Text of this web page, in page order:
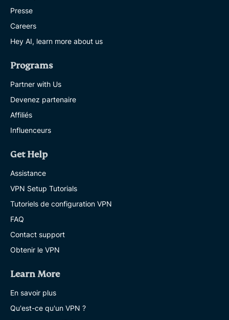
Presse
Careers
Hey AI, learn more about us
Programs
Partner with Us
Devenez partenaire
Affiliés
Influenceurs
Get Help
Assistance
VPN Setup Tutorials
Tutoriels de configuration VPN
FAQ
Contact support
Obtenir le VPN
Learn More
En savoir plus
Qu'est-ce qu'un VPN ?